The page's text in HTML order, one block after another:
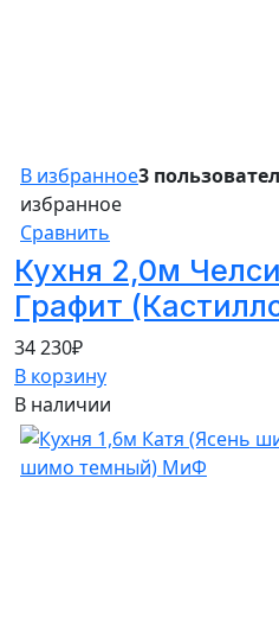
В избранное3
избранное
Сравнить
Кухня 2,0м
Графит
34 230₽
В корзину
В наличии